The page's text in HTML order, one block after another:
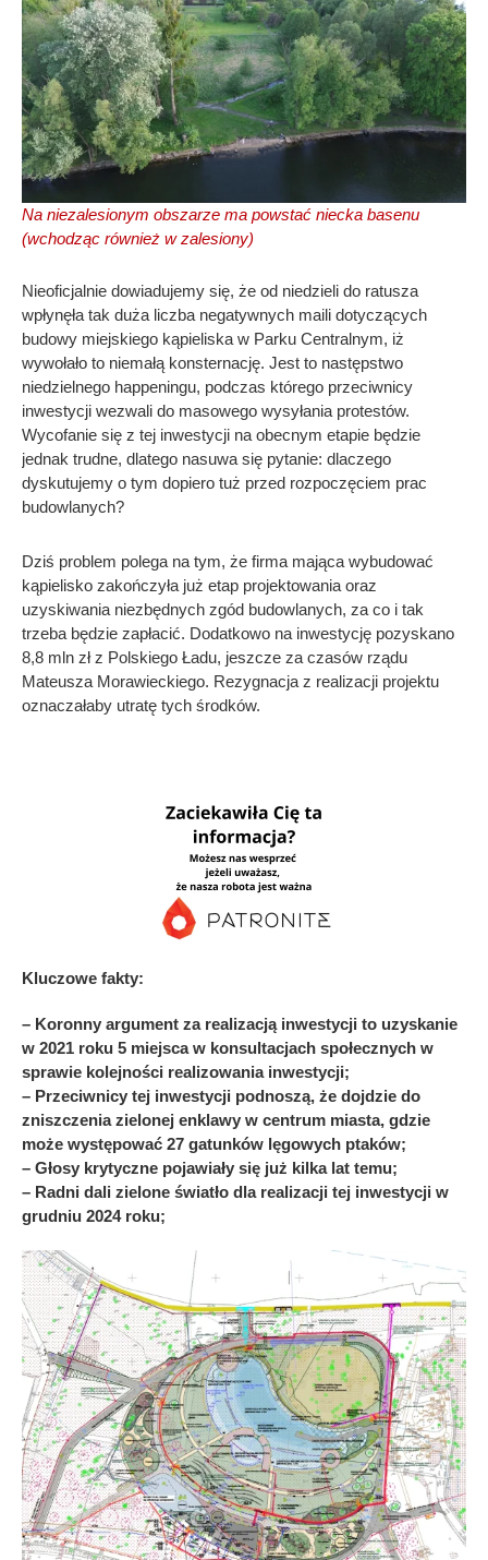
Na niezalesionym obszarze ma powstać niecka basenu
(wchodząc również w zalesiony)
Nieoficjalnie dowiadujemy się, że od niedzieli do ratusza
wpłynęła tak duża liczba negatywnych maili dotyczących
budowy miejskiego kąpieliska w Parku Centralnym, iż
wywołało to niemałą konsternację. Jest to następstwo
niedzielnego happeningu, podczas którego przeciwnicy
inwestycji wezwali do masowego wysyłania protestów.
Wycofanie się z tej inwestycji na obecnym etapie będzie
jednak trudne, dlatego nasuwa się pytanie: dlaczego
dyskutujemy o tym dopiero tuż przed rozpoczęciem prac
budowlanych?
Dziś problem polega na tym, że firma mająca wybudować
kąpielisko zakończyła już etap projektowania oraz
uzyskiwania niezbędnych zgód budowlanych, za co i tak
trzeba będzie zapłacić. Dodatkowo na inwestycję pozyskano
8,8 mln zł z Polskiego Ładu, jeszcze za czasów rządu
Mateusza Morawieckiego. Rezygnacja z realizacji projektu
oznaczałaby utratę tych środków.
Kluczowe fakty:
– Koronny argument za realizacją inwestycji to uzyskanie
w 2021 roku 5 miejsca w konsultacjach społecznych w
sprawie kolejności realizowania inwestycji;
– Przeciwnicy tej inwestycji podnoszą, że dojdzie do
zniszczenia zielonej enklawy w centrum miasta, gdzie
może występować 27 gatunków lęgowych ptaków;
– Głosy krytyczne pojawiały się już kilka lat temu;
– Radni dali zielone światło dla realizacji tej inwestycji w
grudniu 2024 roku;